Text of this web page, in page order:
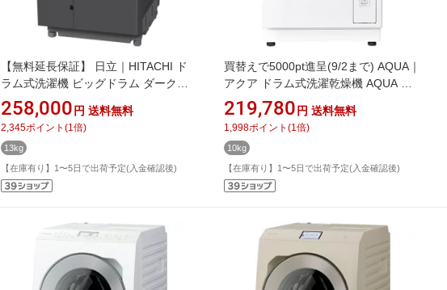
【無料延長保証】 日立｜HITACHI ド
ラム式洗濯機 ビッグドラム ダークグ
レー BD-SX130ML-H [洗濯13.0kg /乾
燥7.0kg /左開き /ヒートポンプ乾燥]
258,000 円 送料無料
2,345ポイント (1 倍)
13kg
【在庫有り】1〜5日で出荷予定(入金確認後)
買替えで5000pt進呈(9/2まで) AQUA｜
アクア ドラム式洗濯乾燥機 AQUA ホ
ワイト AQW-DMS10A-R(W) [洗濯
10.0kg /乾燥5.0kg /右開き /ヒートポン
プ乾燥]【無料延長保証】
219,780 円 送料無料
1,998ポイント (1 倍)
10kg
【在庫有り】1〜5日で出荷予定(入金確認後)